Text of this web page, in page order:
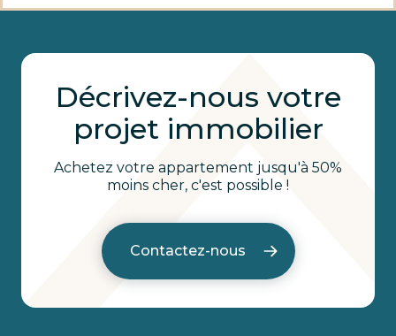
Décrivez-nous votre
projet immobilier
Achetez votre appartement jusqu'à 50%
moins cher, c'est possible !
Contactez-nous